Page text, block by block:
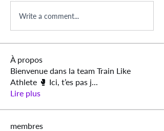
Write a comment...
À propos
Bienvenue dans la team Train Like
Athlete 🥊 Ici, t’es pas j...
Lire plus
membres